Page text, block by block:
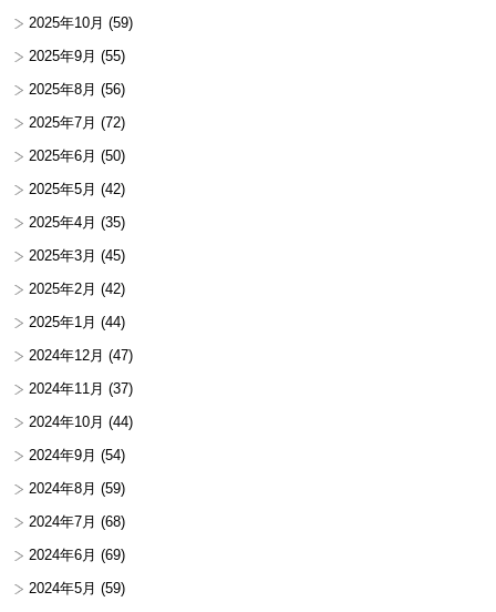
2025年10月 (59)
2025年9月 (55)
2025年8月 (56)
2025年7月 (72)
2025年6月 (50)
2025年5月 (42)
2025年4月 (35)
2025年3月 (45)
2025年2月 (42)
2025年1月 (44)
2024年12月 (47)
2024年11月 (37)
2024年10月 (44)
2024年9月 (54)
2024年8月 (59)
2024年7月 (68)
2024年6月 (69)
2024年5月 (59)